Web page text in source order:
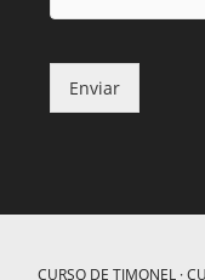
Enviar
CURSO DE TIMONEL ·